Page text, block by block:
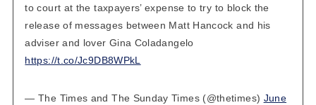
to court at the taxpayers’ expense to try to block the
release of messages between Matt Hancock and his
adviser and lover Gina Coladangelo
https://t.co/Jc9DB8WPkL
— The Times and The Sunday Times (@thetimes) June